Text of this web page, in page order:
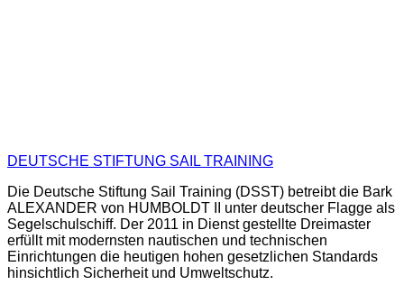
DEUTSCHE STIFTUNG SAIL TRAINING
Die Deutsche Stiftung Sail Training (DSST) betreibt die Bark
ALEXANDER von HUMBOLDT II unter deutscher Flagge als
Segelschulschiff. Der 2011 in Dienst gestellte Dreimaster
erfüllt mit modernsten nautischen und technischen
Einrichtungen die heutigen hohen gesetzlichen Standards
hinsichtlich Sicherheit und Umweltschutz.